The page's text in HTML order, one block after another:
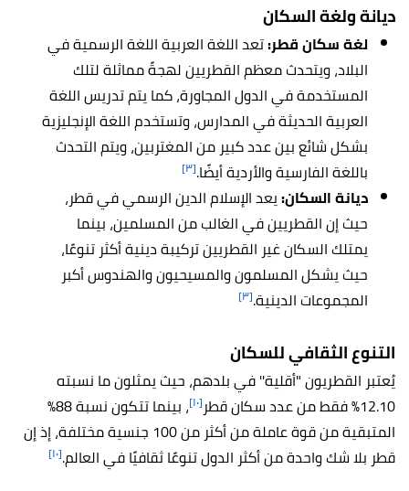
ديانة ولغة السكان
لغة سكان قطر:تعداللغة العربية اللغة الرسمية في
البلاد، ويتحدث معظم القطريين لهجةً مماثلة لتلك
المستخدمة في الدول المجاورة، كما يتم تدريس اللغة
العربية الحديثة في المدارس، وتستخدم اللغة الإنجليزية
بشكل شائع بين عدد كبير من المغتربين، ويتم التحدث
باللغة الفارسية والأردية أيضًا.[٣]
ديانة السكان:يعدالإسلام الدين الرسمي في قطر،
حيث إن القطريين في الغالب من المسلمين، بينما
يمتلك السكان غير القطريين تركيبة دينية أكثر تنوعًا،
حيث يشكل المسلمون والمسيحيون والهندوس أكبر
المجموعات الدينية.[٣]
التنوع الثقافي للسكان
يُعتبر القطريون "أقلية'' في بلدهم، حيث يمثلون ما نسبته
12.10٪ فقط من عدد سكان قطر
[١٠]
، بينما تتكون نسبة 88٪
المتبقية من قوة عاملة من أكثر من 100 جنسية مختلفة، إذ إن
قطر بلا شك واحدة من أكثر الدول تنوعًا ثقافيًا في العالم.[١٠]